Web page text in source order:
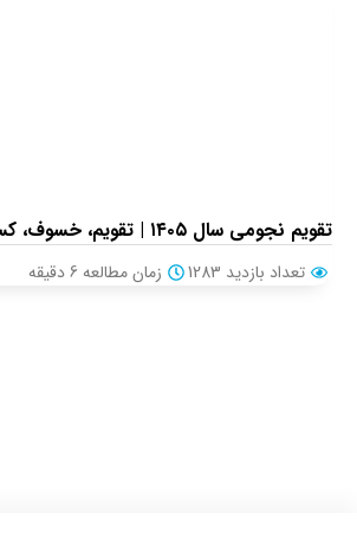
تقویم نجومی سال ۱۴۰۵ | تقویم، خسوف، کسوف، بارش شهابی و مقارنه‌های سیارات
تعداد بازدید 1283 زمان مطالعه 6دقیقه